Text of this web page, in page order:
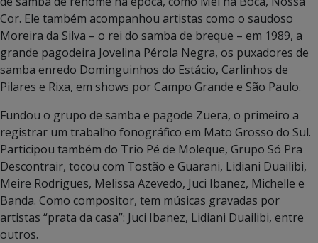
Cor. Ele também acompanhou artistas como o saudoso
Moreira da Silva – o rei do samba de breque – em 1989, a
grande pagodeira Jovelina Pérola Negra, os puxadores de
samba enredo Dominguinhos do Estácio, Carlinhos de
Pilares e Rixa, em shows por Campo Grande e São Paulo.
Fundou o grupo de samba e pagode Zuera, o primeiro a
registrar um trabalho fonográfico em Mato Grosso do Sul.
Participou também do Trio Pé de Moleque, Grupo Só Pra
Descontrair, tocou com Tostão e Guarani, Lidiani Duailibi,
Meire Rodrigues, Melissa Azevedo, Juci Ibanez, Michelle e
Banda. Como compositor, tem músicas gravadas por
artistas “prata da casa”: Juci Ibanez, Lidiani Duailibi, entre
outros.